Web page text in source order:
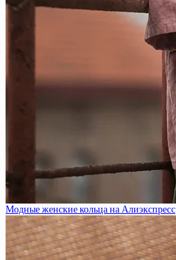
Модные женские кольца на Алиэкспресс